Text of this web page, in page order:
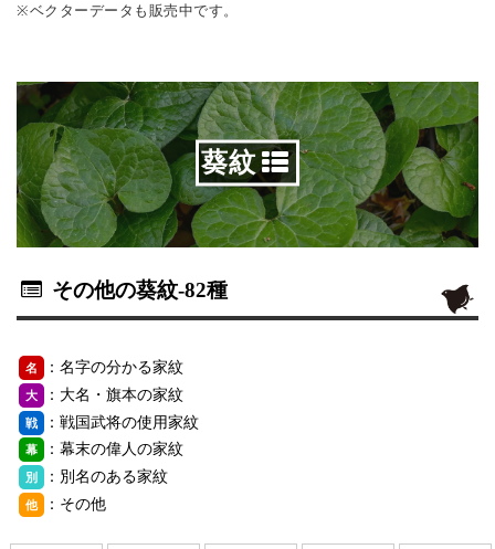
※ベクターデータも販売中です。
葵紋
その他の葵紋-82種
名 ：名字の分かる家紋
大 ：大名・旗本の家紋
戦 ：戦国武将の使用家紋
幕 ：幕末の偉人の家紋
別 ：別名のある家紋
他 ：その他